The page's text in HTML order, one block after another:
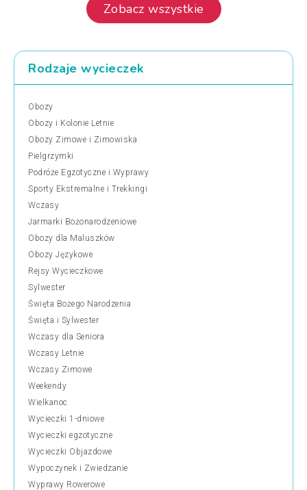
Zobacz wszystkie
Rodzaje wycieczek
Obozy
Obozy i Kolonie Letnie
Obozy Zimowe i Zimowiska
Pielgrzymki
Podróże Egzotyczne i Wyprawy
Sporty Ekstremalne i Trekkingi
Wczasy
Jarmarki Bożonarodzeniowe
Obozy dla Maluszków
Obozy Językowe
Rejsy Wycieczkowe
Sylwester
Święta Bożego Narodzenia
Święta i Sylwester
Wczasy dla Seniora
Wczasy Letnie
Wczasy Zimowe
Weekendy
Wielkanoc
Wycieczki 1-dniowe
Wycieczki egzotyczne
Wycieczki Objazdowe
Wypoczynek i Zwiedzanie
Wyprawy Rowerowe